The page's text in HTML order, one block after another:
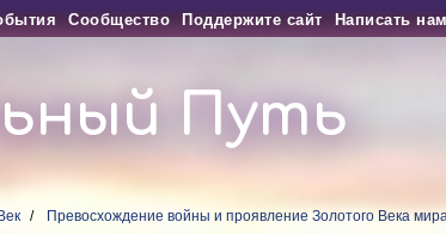
Сообщество Поддержите сайт Написать нам
Путь
Превосхождение войны и проявление Золотого Века